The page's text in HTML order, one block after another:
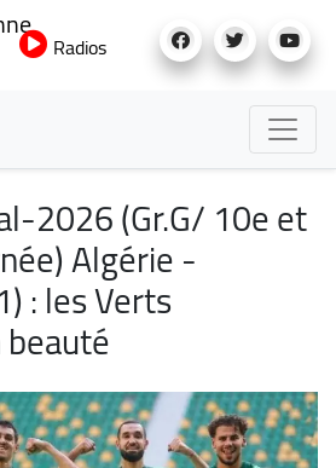
au
Radios
2026 (Gr.G/ 10e et
Algérie -
: les Verts